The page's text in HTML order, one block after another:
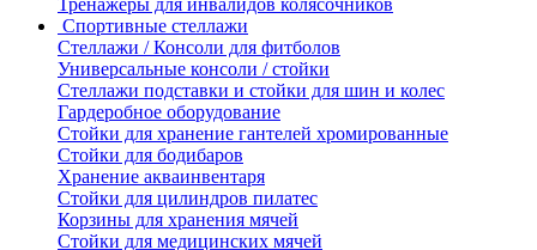
Тренажеры для инвалидов колясочников
Спортивные стеллажи
Стеллажи / Консоли для фитболов
Универсальные консоли / стойки
Стеллажи подставки и стойки для шин и колес
Гардеробное оборудование
Стойки для хранение гантелей хромированные
Стойки для бодибаров
Хранение акваинвентаря
Стойки для цилиндров пилатес
Корзины для хранения мячей
Стойки для медицинских мячей